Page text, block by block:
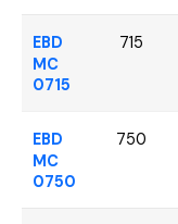
EBD
MC
0715
715
EBD
MC
0750
750